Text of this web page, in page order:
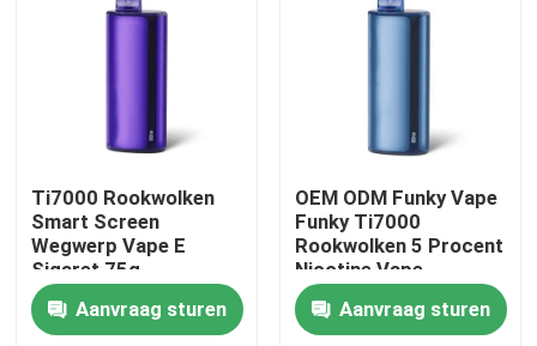
Huis
Producten
Ti7000 Rookwolken
Smart Screen
Wegwerp Vape E
Sigaret 75g
Aanvraag sturen
OEM ODM Funky Vape
Funky Ti7000
Rookwolken 5 Procent
Nicotine Vape
Aanvraag sturen